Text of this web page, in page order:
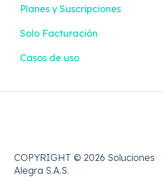
Reportes | Liquidación +
Planes y Suscripciones
Solo Facturación
Casos de uso
COPYRIGHT © 2026 Soluciones
Alegra S.A.S.